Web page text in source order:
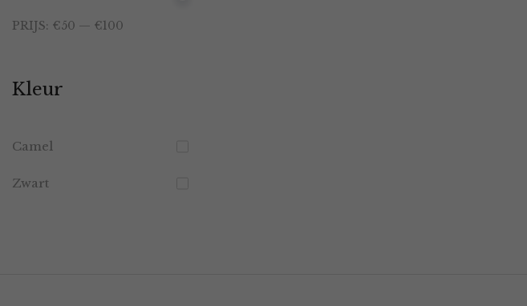
PRIJS: €50 — €100
Kleur
Camel
Zwart